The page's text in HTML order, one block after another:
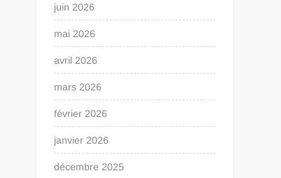
juin 2026
mai 2026
avril 2026
mars 2026
février 2026
janvier 2026
décembre 2025